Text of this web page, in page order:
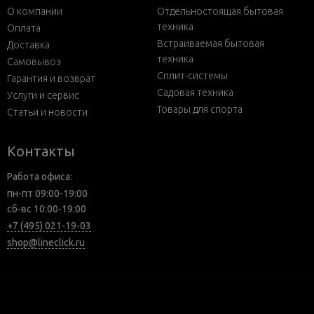
О компании
Оплата
Доставка
Самовывоз
Гарантия и возврат
Услуги и сервис
Статьи и новости
Отдельностоящая бытовая
техника
Встраиваемая бытовая
техника
Сплит-системы
Садовая техника
Товары для спорта
Контакты
Работа офиса:
пн-пт 09:00-19:00
сб-вс 10:00-19:00
+7 (495) 021-19-03
shop@lineclick.ru